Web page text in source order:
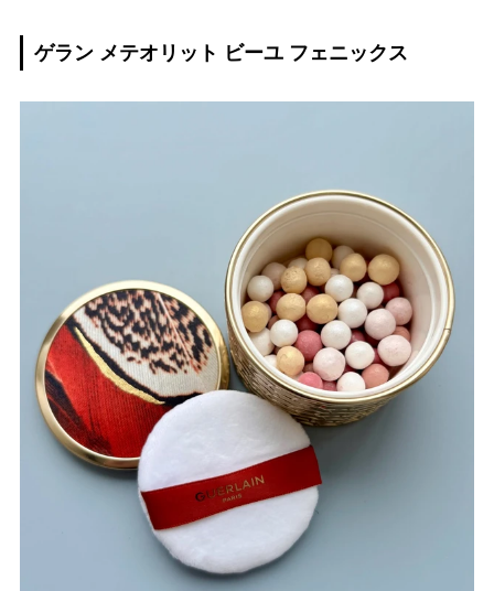
ゲラン メテオリット ビーユ フェニックス